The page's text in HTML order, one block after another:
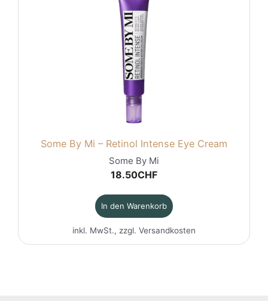
Some By Mi – Retinol Intense Eye Cream
Some By Mi
18.50CHF
In den Warenkorb
inkl. MwSt., zzgl. Versandkosten